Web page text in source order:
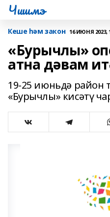
Чишмэ
Кеше һәм закон 16 ИЮНЯ 2023,
«Бурычлы»
атна дәвам
19-25 июньдә район
«Бурычлы» кисәтү